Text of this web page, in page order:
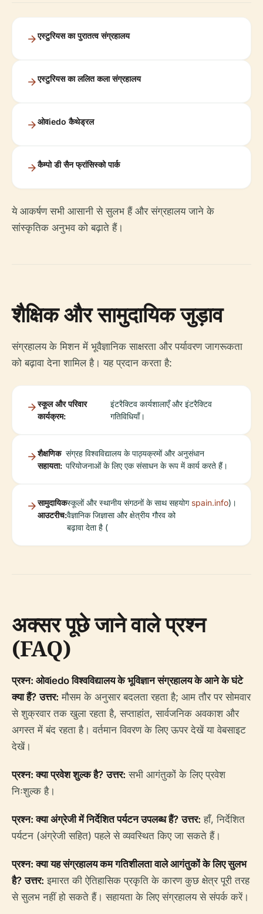
एस्टुरियस का पुरातत्व संग्रहालय
एस्टुरियस का ललित कला संग्रहालय
ओवiedo कैथेड्रल
कैम्पो डी सैन फ्रांसिस्को पार्क
ये आकर्षण सभी आसानी से सुलभ हैं और संग्रहालय जाने के
सांस्कृतिक अनुभव को बढ़ाते हैं।
शैक्षिक और सामुदायिक जुड़ाव
संग्रहालय के मिशन में भूवैज्ञानिक साक्षरता और पर्यावरण जागरूकता
को बढ़ावा देना शामिल है। यह प्रदान करता है:
स्कूल और परिवार
कार्यक्रम:
इंटरैक्टिव कार्यशालाएँ और इंटरैक्टिव
गतिविधियाँ।
शैक्षणिक
सहायता:
संग्रह विश्वविद्यालय के पाठ्यक्रमों और अनुसंधान
परियोजनाओं के लिए एक संसाधन के रूप में कार्य करते हैं।
सामुदायिक
आउटरीच:
स्कूलों और स्थानीय संगठनों के साथ सहयोग
वैज्ञानिक जिज्ञासा और क्षेत्रीय गौरव को
बढ़ावा देता है (
spain.info)।
अक्सर पूछे जाने वाले प्रश्न
(FAQ)
प्रश्न: ओवiedo विश्वविद्यालय के भूविज्ञान संग्रहालय के आने के घंटे
क्या हैं? उत्तर: मौसम के अनुसार बदलता रहता है; आम तौर पर सोमवार
से शुक्रवार तक खुला रहता है, सप्ताहांत, सार्वजनिक अवकाश और
अगस्त में बंद रहता है। वर्तमान विवरण के लिए ऊपर देखें या वेबसाइट
देखें।
प्रश्न: क्या प्रवेश शुल्क है? उत्तर: सभी आगंतुकों के लिए प्रवेश
निःशुल्क है।
प्रश्न: क्या अंग्रेजी में निर्देशित पर्यटन उपलब्ध हैं? उत्तर: हाँ, निर्देशित
पर्यटन (अंग्रेजी सहित) पहले से व्यवस्थित किए जा सकते हैं।
प्रश्न: क्या यह संग्रहालय कम गतिशीलता वाले आगंतुकों के लिए सुलभ
है? उत्तर: इमारत की ऐतिहासिक प्रकृति के कारण कुछ क्षेत्र पूरी तरह
से सुलभ नहीं हो सकते हैं। सहायता के लिए संग्रहालय से संपर्क करें।